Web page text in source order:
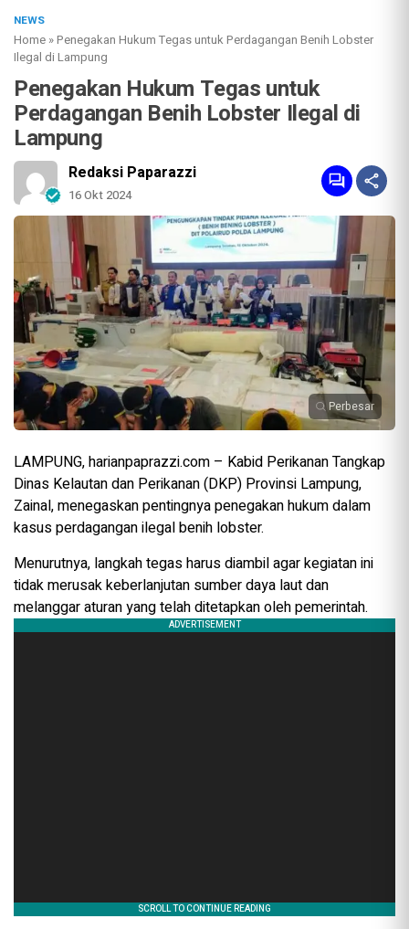
NEWS
Home »Penegakan Hukum Tegas untuk Perdagangan Benih Lobster
Ilegal di Lampung
Penegakan Hukum Tegas untuk
Perdagangan Benih Lobster Ilegal di
Lampung
Redaksi Paparazzi
16 Okt 2024
Perbesar
LAMPUNG, harianpaprazzi.com – Kabid Perikanan Tangkap
Dinas Kelautan dan Perikanan (DKP) Provinsi Lampung,
Zainal, menegaskan pentingnya penegakan hukum dalam
kasus perdagangan ilegal benih lobster.
Menurutnya, langkah tegas harus diambil agar kegiatan ini
tidak merusak keberlanjutan sumber daya laut dan
melanggar aturan yang telah ditetapkan oleh pemerintah.